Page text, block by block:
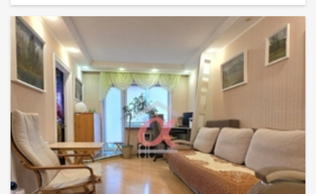
прямо под боком. Магазины и аптеки в шаговой доступности.
Удобная транспортная развязка доставит вас в любую точку
города за считанные минуты. А вечером всегда найдётся
место на большой парковке у дома. Один взрослый
собственник, более 5 лет в собственности, полная стоимость
в договоре, без долгов и обременений. Быстрый выход на
сделку. Идеальный вариант для комфортного проживания
всей семьёй либо выгодной инвестиции. Приобретая
недвижимость через АН Самолет ПЛЮС , Вы получаете:
юридическое сопровождение; помощь в оформлении ипотеки
на выгодных условиях; помощь в оформлении документов.
Качественный клиентский сервис. Звоните прямо сейчас,
чтобы узнать подробности и договориться о просмотре!